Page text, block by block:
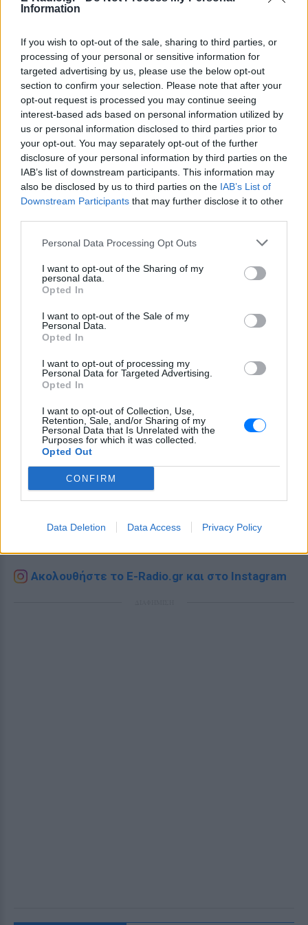
Information
If you wish to opt-out of the sale, sharing to third parties, or
processing of your personal or sensitive information for
targeted advertising by us, please use the below opt-out
section to confirm your selection. Please note that after your
opt-out request is processed you may continue seeing
interest-based ads based on personal information utilized by
us or personal information disclosed to third parties prior to
your opt-out. You may separately opt-out of the further
disclosure of your personal information by third parties on the
IAB’s list of downstream participants. This information may
also be disclosed by us to third parties on the IAB’s List of
Downstream Participants that may further disclose it to other
Personal Data Processing Opt Outs
I want to opt-out of the Sharing of my
personal data.
Opted In
I want to opt-out of the Sale of my
Personal Data.
Opted In
I want to opt-out of processing my
Personal Data for Targeted Advertising.
Opted In
I want to opt-out of Collection, Use,
Retention, Sale, and/or Sharing of my
Personal Data that Is Unrelated with the
Purposes for which it was collected.
Opted Out
CONFIRM
Data Deletion Data Access Privacy Policy
Τετάρτη και Πέμπτη στον τελευταίο, μυστήριο τόπο
απασχολεί ακόμα και σήμερα.
Θα λείπετε;
Διάρκεια: 70 λεπτά χωρίς διάλειμμα
Προπώληση 8€ (ταμείο 10€ & 12€)
Ακολουθήστε το E-Radio.gr στο
Εσύ μπήκες στο E-Daily.gr; Τα νέα της ημέρας
Ακολουθήστε το E-Radio.gr και στο Instagram